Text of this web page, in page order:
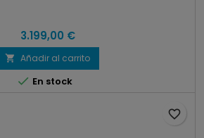
3.199,00 €
 Añadir al carrito
 En stock
favorite_border